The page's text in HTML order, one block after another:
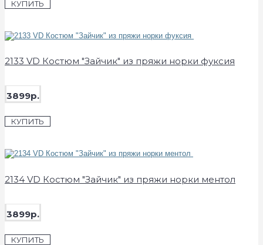
КУПИТЬ
2133 VD Костюм "Зайчик" из пряжи норки фуксия
3899р.
КУПИТЬ
2134 VD Костюм "Зайчик" из пряжи норки ментол
3899р.
КУПИТЬ